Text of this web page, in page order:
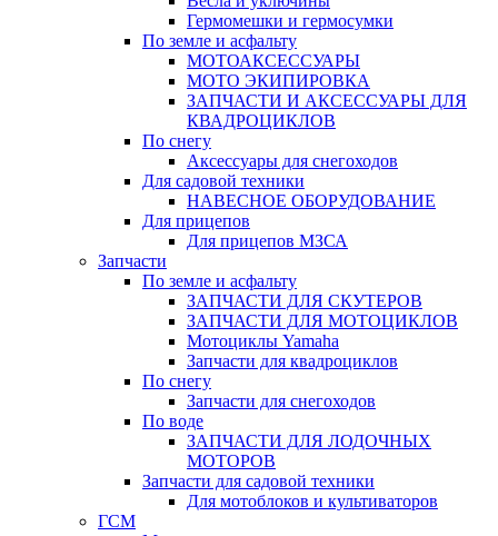
Гермомешки и гермосумки
По земле и асфальту
МОТОАКСЕССУАРЫ
МОТО ЭКИПИРОВКА
ЗАПЧАСТИ И АКСЕССУАРЫ ДЛЯ
КВАДРОЦИКЛОВ
По снегу
Аксессуары для снегоходов
Для садовой техники
НАВЕСНОЕ ОБОРУДОВАНИЕ
Для прицепов
Для прицепов МЗСА
Запчасти
По земле и асфальту
ЗАПЧАСТИ ДЛЯ СКУТЕРОВ
ЗАПЧАСТИ ДЛЯ МОТОЦИКЛОВ
Мотоциклы Yamaha
Запчасти для квадроциклов
По снегу
Запчасти для снегоходов
По воде
ЗАПЧАСТИ ДЛЯ ЛОДОЧНЫХ
МОТОРОВ
Запчасти для садовой техники
Для мотоблоков и культиваторов
ГСМ